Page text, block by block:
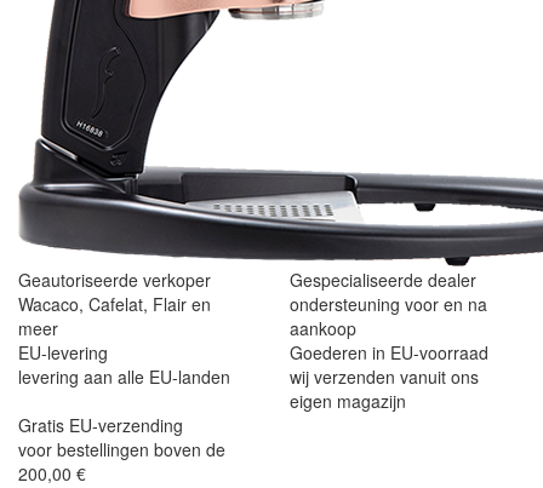
Geautoriseerde verkoper
Wacaco, Cafelat, Flair en
meer
Gespecialiseerde dealer
ondersteuning voor en na
aankoop
EU-levering
levering aan alle EU-landen
Goederen in EU-voorraad
wij verzenden vanuit ons
eigen magazijn
Gratis EU-verzending
voor bestellingen boven de
200,00 €